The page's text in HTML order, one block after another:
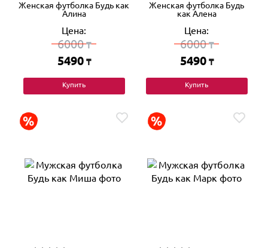
Женская футболка Будь как
Алина
Цена:
6000₸
5490 ₸
Купить
Женская футболка Будь
как Алена
Цена:
6000₸
5490 ₸
Купить